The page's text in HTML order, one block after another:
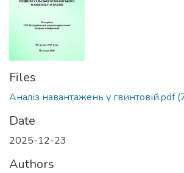
Files
Аналіз навантажень у гвинтовій.pdf
Date
2025-12-23
Authors